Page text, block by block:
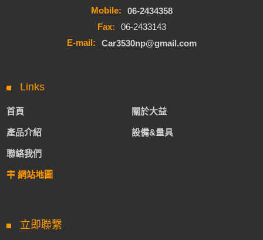
Mobile:
06-2434358
Fax:
06-2433143
E-mail:
Car3530np@gmail.com
Links
首頁 關於大益
產品介紹 設備&量具
聯絡我們
網站地圖
立即聯繫